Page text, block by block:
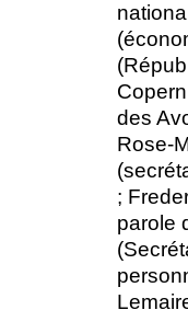
des
Rose-
;
parole